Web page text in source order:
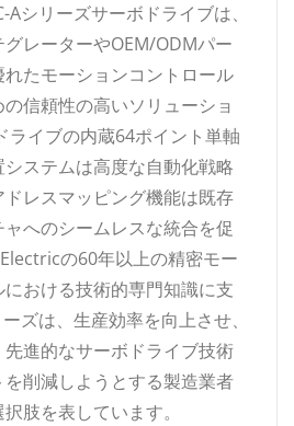
Aシリーズサーボドライブは、
レーターやOEM/ODMパー
れたモーションコントロール
信頼性の高いソリューショ
ライブの内蔵64ポイント単軸
ステムは高度な自動化戦略
レスマッピング機能は既存
へのシームレスな統合を促
の60年以上の精密モー
おける技術的専門知識に支
ズは、生産効率を向上させ、
進的なサーボドライブ技術
削減しようとする製造業者
肢を表しています。